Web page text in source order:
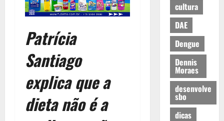
Patrícia
Santiago
explica que a
dieta não é a
cultura
DAE
Dengue
Dennis
Moraes
desenvolve
sbo
dicas